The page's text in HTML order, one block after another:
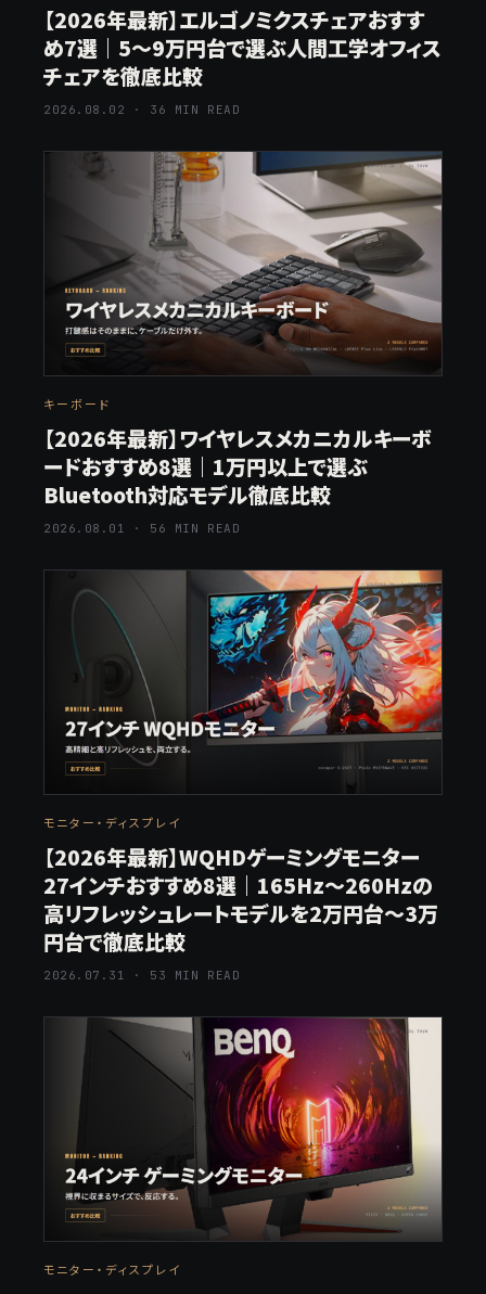
【2026年最新】エルゴノミクスチェアおすす
め7選｜5〜9万円台で選ぶ人間工学オフィス
チェアを徹底比較
2026.08.02 · 36 MIN READ
キーボード
【2026年最新】ワイヤレスメカニカルキーボ
ードおすすめ8選｜1万円以上で選ぶ
Bluetooth対応モデル徹底比較
2026.08.01 · 56 MIN READ
モニター・ディスプレイ
【2026年最新】WQHDゲーミングモニター
27インチおすすめ8選｜165Hz〜260Hzの
高リフレッシュレートモデルを2万円台〜3万
円台で徹底比較
2026.07.31 · 53 MIN READ
モニター・ディスプレイ